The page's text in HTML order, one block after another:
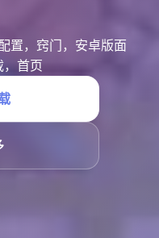
置，窍门，安卓版面
，首页